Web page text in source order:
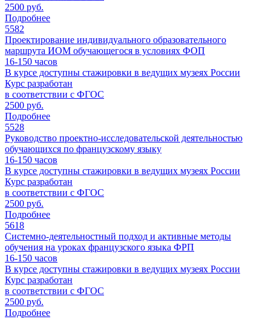
2500 руб.
Подробнее
5582
Проектирование индивидуального образовательного
маршрута ИОМ обучающегося в условиях ФОП
16-150 часов
В курсе доступны стажировки в ведущих музеях России
Курс разработан
в соответствии с ФГОС
2500 руб.
Подробнее
5528
Руководство проектно-исследовательской деятельностью
обучающихся по французскому языку
16-150 часов
В курсе доступны стажировки в ведущих музеях России
Курс разработан
в соответствии с ФГОС
2500 руб.
Подробнее
5618
Системно-деятельностный подход и активные методы
обучения на уроках французского языка ФРП
16-150 часов
В курсе доступны стажировки в ведущих музеях России
Курс разработан
в соответствии с ФГОС
2500 руб.
Подробнее